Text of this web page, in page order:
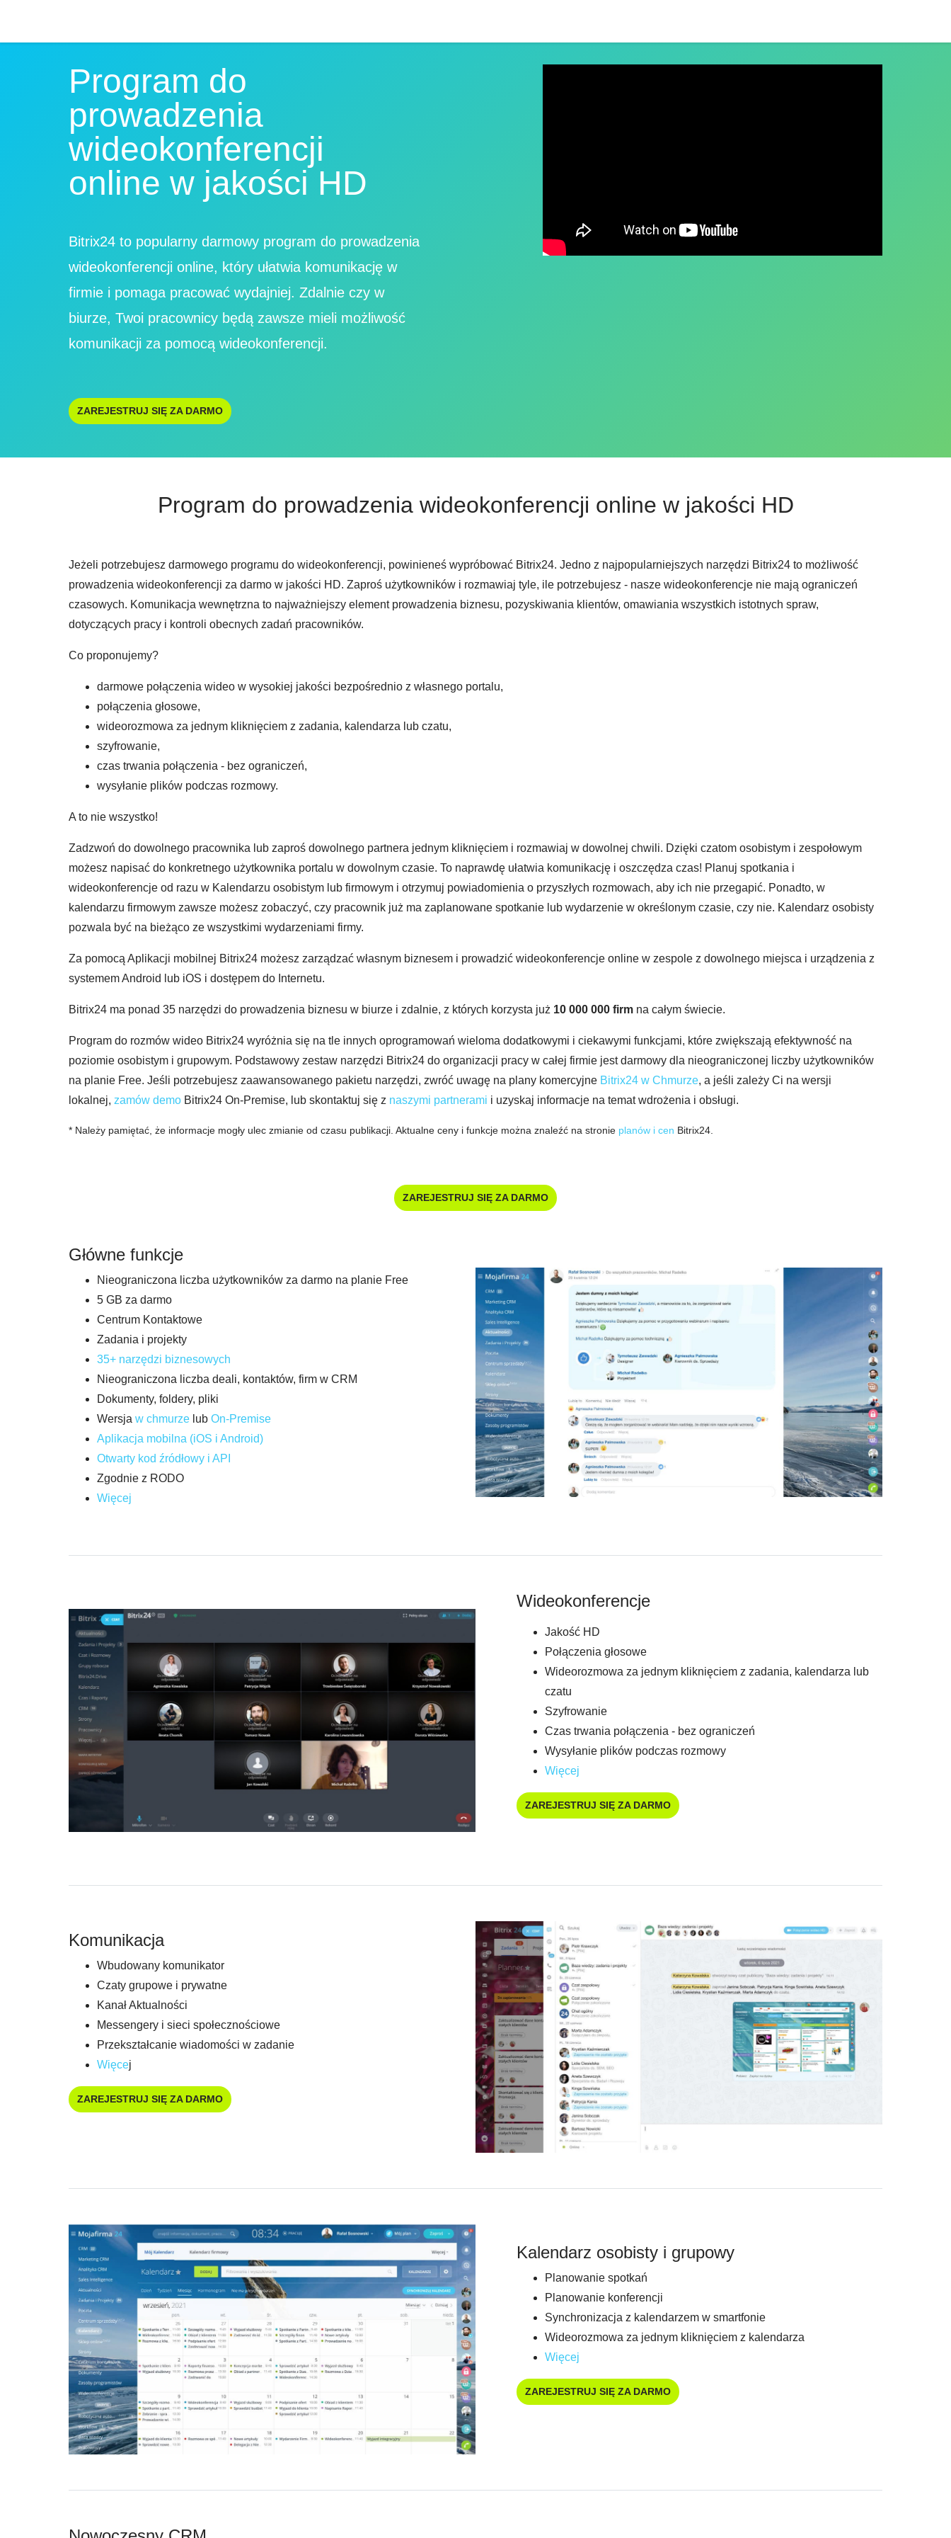
Program do
prowadzenia
wideokonferencji
online w jakości HD
Bitrix24 to popularny darmowy program do prowadzenia
wideokonferencji online, który ułatwia komunikację w
firmie i pomaga pracować wydajniej. Zdalnie czy w
biurze, Twoi pracownicy będą zawsze mieli możliwość
komunikacji za pomocą wideokonferencji.
ZAREJESTRUJ SIĘ ZA DARMO
Program do prowadzenia wideokonferencji online w jakości HD
Jeżeli potrzebujesz darmowego programu do wideokonferencji, powinieneś wypróbować Bitrix24. Jedno z najpopularniejszych narzędzi Bitrix24 to możliwość
prowadzenia wideokonferencji za darmo w jakości HD. Zaproś użytkowników i rozmawiaj tyle, ile potrzebujesz - nasze wideokonferencje nie mają ograniczeń
czasowych. Komunikacja wewnętrzna to najważniejszy element prowadzenia biznesu, pozyskiwania klientów, omawiania wszystkich istotnych spraw,
dotyczących pracy i kontroli obecnych zadań pracowników.
Co proponujemy?
darmowe połączenia wideo w wysokiej jakości bezpośrednio z własnego portalu,
połączenia głosowe,
wideorozmowa za jednym kliknięciem z zadania, kalendarza lub czatu,
szyfrowanie,
czas trwania połączenia - bez ograniczeń,
wysyłanie plików podczas rozmowy.
A to nie wszystko!
Zadzwoń do dowolnego pracownika lub zaproś dowolnego partnera jednym kliknięciem i rozmawiaj w dowolnej chwili. Dzięki czatom osobistym i zespołowym
możesz napisać do konkretnego użytkownika portalu w dowolnym czasie. To naprawdę ułatwia komunikację i oszczędza czas! Planuj spotkania i
wideokonferencje od razu w Kalendarzu osobistym lub firmowym i otrzymuj powiadomienia o przyszłych rozmowach, aby ich nie przegapić. Ponadto, w
kalendarzu firmowym zawsze możesz zobaczyć, czy pracownik już ma zaplanowane spotkanie lub wydarzenie w określonym czasie, czy nie. Kalendarz osobisty
pozwala być na bieżąco ze wszystkimi wydarzeniami firmy.
Za pomocą Aplikacji mobilnej Bitrix24 możesz zarządzać własnym biznesem i prowadzić wideokonferencje online w zespole z dowolnego miejsca i urządzenia z
systemem Android lub iOS i dostępem do Internetu.
Bitrix24 ma ponad 35 narzędzi do prowadzenia biznesu w biurze i zdalnie, z których korzysta już 10 000 000 firm na całym świecie.
Program do rozmów wideo Bitrix24 wyróżnia się na tle innych oprogramowań wieloma dodatkowymi i ciekawymi funkcjami, które zwiększają efektywność na
poziomie osobistym i grupowym. Podstawowy zestaw narzędzi Bitrix24 do organizacji pracy w całej firmie jest darmowy dla nieograniczonej liczby użytkowników
na planie Free. Jeśli potrzebujesz zaawansowanego pakietu narzędzi, zwróć uwagę na plany komercyjne Bitrix24 w Chmurze, a jeśli zależy Ci na wersji
lokalnej, zamów demo Bitrix24 On-Premise, lub skontaktuj się z naszymi partnerami i uzyskaj informacje na temat wdrożenia i obsługi.
* Należy pamiętać, że informacje mogły ulec zmianie od czasu publikacji. Aktualne ceny i funkcje można znaleźć na stronie planów i cen Bitrix24.
ZAREJESTRUJ SIĘ ZA DARMO
Główne funkcje
Nieograniczona liczba użytkowników za darmo na planie Free
5 GB za darmo
Centrum Kontaktowe
Zadania i projekty
35+ narzędzi biznesowych
Nieograniczona liczba deali, kontaktów, firm w CRM
Dokumenty, foldery, pliki
Wersja w chmurze lub On-Premise
Aplikacja mobilna (iOS i Android)
Otwarty kod źródłowy i API
Zgodnie z RODO
Więcej
Wideokonferencje
Jakość HD
Połączenia głosowe
Wideorozmowa za jednym kliknięciem z zadania, kalendarza lub
czatu
Szyfrowanie
Czas trwania połączenia - bez ograniczeń
Wysyłanie plików podczas rozmowy
Więcej
ZAREJESTRUJ SIĘ ZA DARMO
Komunikacja
Wbudowany komunikator
Czaty grupowe i prywatne
Kanał Aktualności
Messengery i sieci społecznościowe
Przekształcanie wiadomości w zadanie
Więcej
ZAREJESTRUJ SIĘ ZA DARMO
Kalendarz osobisty i grupowy
Planowanie spotkań
Planowanie konferencji
Synchronizacja z kalendarzem w smartfonie
Wideorozmowa za jednym kliknięciem z kalendarza
Więcej
ZAREJESTRUJ SIĘ ZA DARMO